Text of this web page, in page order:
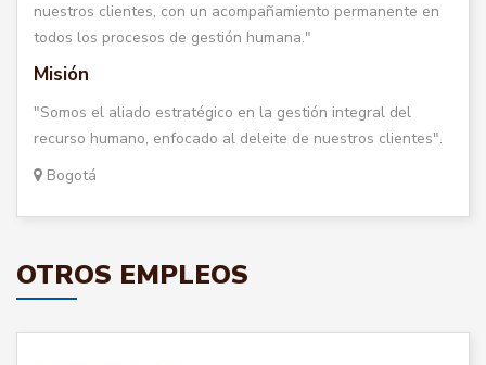
nuestros clientes, con un acompañamiento permanente en
todos los procesos de gestión humana."
Misión
"Somos el aliado estratégico en la gestión integral del
recurso humano, enfocado al deleite de nuestros clientes".
Bogotá
OTROS EMPLEOS